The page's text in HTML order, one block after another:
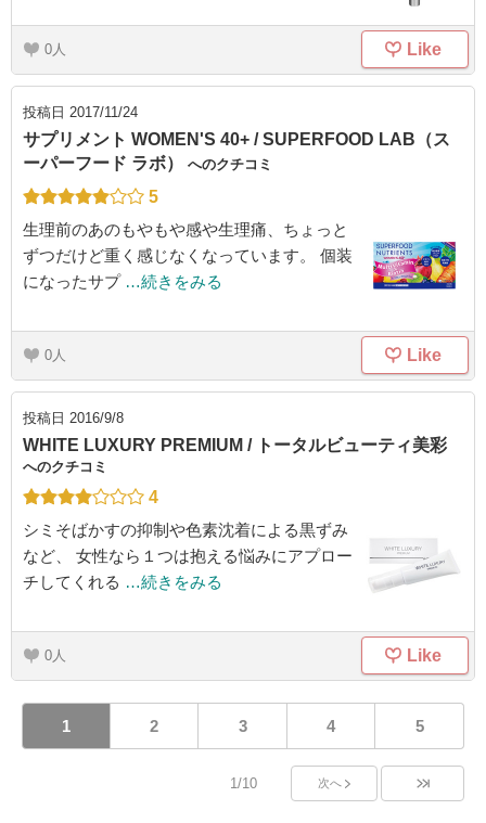
0 Like
投稿日 2017/11/24
サプリメント WOMEN'S 40+ / SUPERFOOD LAB（ス
ーパーフード ラボ） へのクチコミ
5
生理前のあのもやもや感や生理痛、ちょっと
ずつだけど重く感じなくなっています。 個装
になったサプ …続きをみる
0 Like
投稿日 2016/9/8
WHITE LUXURY PREMIUM / トータルビューティ美彩
へのクチコミ
4
シミそばかすの抑制や色素沈着による黒ずみ
など、 女性なら１つは抱える悩みにアプロー
チしてくれる …続きをみる
0 Like
1 2 3 4 5
1/10 次へ